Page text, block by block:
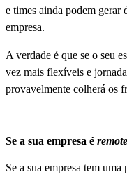
e times ainda podem gerar
empresa.
A verdade é que se o seu
vez mais flexíveis e
provavelmente colherá os
Se a sua empresa é
Se a sua empresa tem